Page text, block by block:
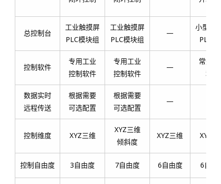
总控制台
工业触摸屏
PLC模块组
工业触摸屏
PLC模块组
—
小型显
PLC模
控制软件
专用工业
控制软件
专用工业
控制软件
—
常规
程序
数据实时
远程传送
根据需要
可选配置
根据需要
可选配置
—
控制维度 XYZ三维
XYZ三维
倾斜度
XYZ三维 XYZ三
控制自由度 3自由度 7自由度 6自由度 6自由